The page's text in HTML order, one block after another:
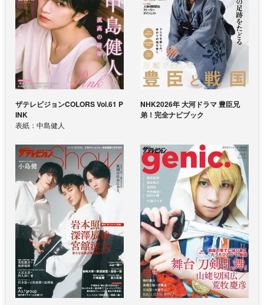
ザテレビジョンCOLORS Vol.61 P
INK
表紙：中島健人
NHK2026年 大河ドラマ 豊臣兄
弟！完全ナビブック